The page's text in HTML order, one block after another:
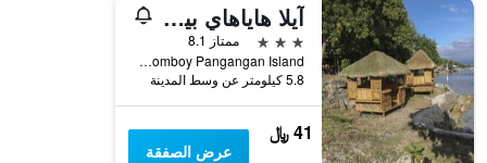
آيلا هاياهاي بيتش ريزورت آند ريستورانت
3 نجوم
ممتاز 8.1
Brgy. Lomboy Pangangan Island, كالاب, الفلبين
5.8 كيلومتر عن وسط المدينة
41 ﷼
عرض الصفقة